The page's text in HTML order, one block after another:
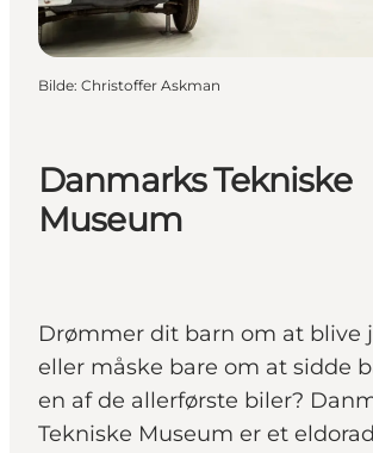
Danmarks Tekniske
Museum
Drømmer dit barn om at blive
eller måske bare om at sidde
en af de allerførste biler?
Tekniske Museum er et
Bilde: Christoffer Askman